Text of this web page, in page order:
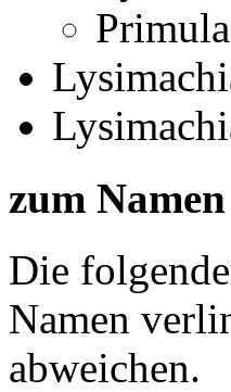
zum Namen
Die
Namen
abweichen.